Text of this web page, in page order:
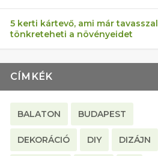
5 kerti kártevő, ami már tavasszal
tönkreteheti a növényeidet
CÍMKÉK
BALATON BUDAPEST
DEKORÁCIÓ DIY DIZÁJN